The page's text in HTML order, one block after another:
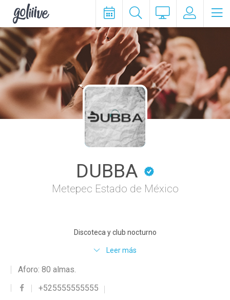
goliiive
DUBBA
Metepec Estado de México
Discoteca y club nocturno
Leer más
Aforo: 80 almas.
+525555555555